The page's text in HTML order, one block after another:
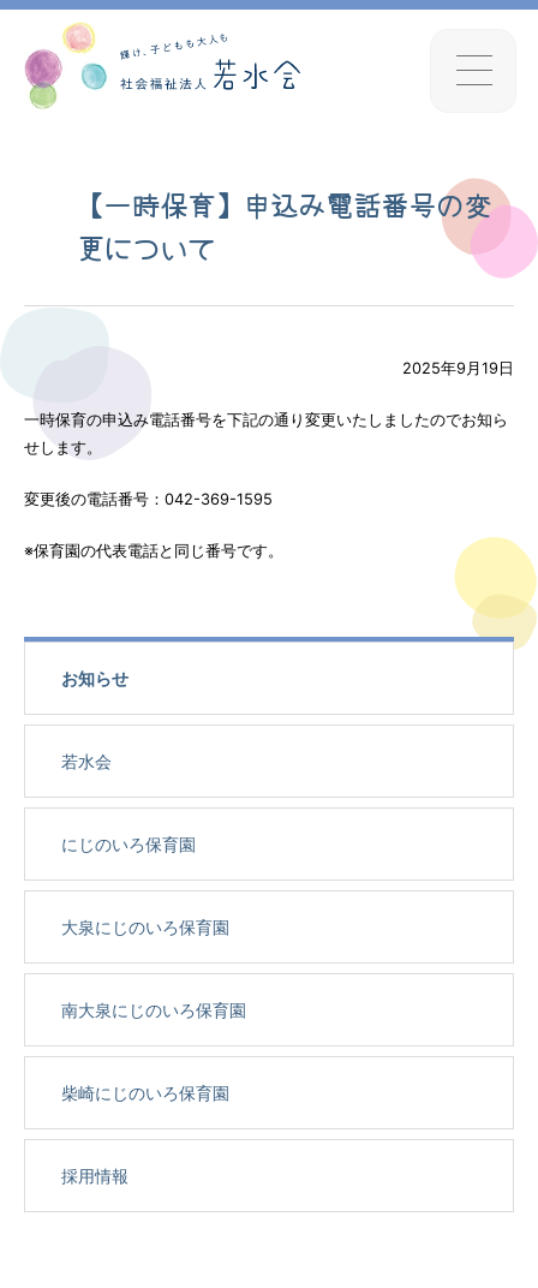
【一時保育】申込み電話番号の変
更について
2025年9月19日
一時保育の申込み電話番号を下記の通り変更いたしましたのでお知ら
せします。
変更後の電話番号：042-369-1595
※保育園の代表電話と同じ番号です。
お知らせ
若水会
にじのいろ保育園
大泉にじのいろ保育園
南大泉にじのいろ保育園
柴崎にじのいろ保育園
採用情報